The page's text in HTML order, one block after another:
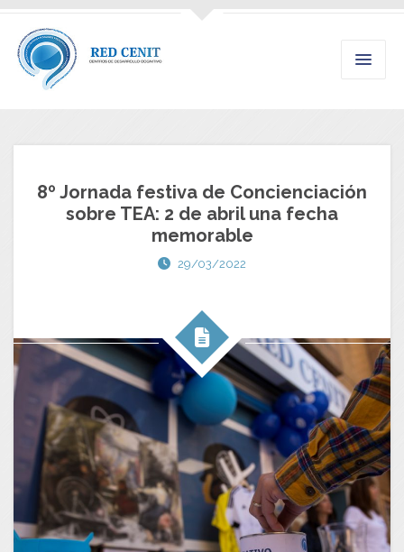
8º Jornada festiva de Concienciación
sobre TEA: 2 de abril una fecha
memorable
29/03/2022